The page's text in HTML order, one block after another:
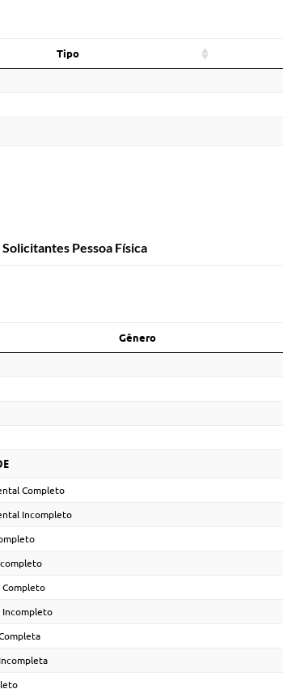
Tipo
Pessoa Física
Gênero
Completo
Incompleto
Completo
Incompleto